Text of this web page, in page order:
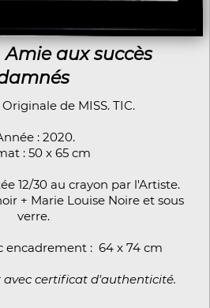
aux succès
de MISS. TIC.
: 2020.
: 50 x 65 cm
12/30 au crayon par l'Artiste.
+ Marie Louise Noire et sous
verre.
encadrement : 64 x 74 cm
avec certificat d'authenticité.